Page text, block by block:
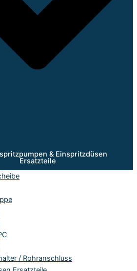
& Einspritzdüsen
Ersatzteile
/ Rohranschluss